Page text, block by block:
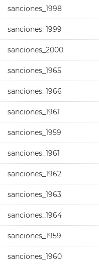
sanciones_1998
sanciones_1999
sanciones_2000
sanciones_1965
sanciones_1966
sanciones_1961
sanciones_1959
sanciones_1961
sanciones_1962
sanciones_1963
sanciones_1964
sanciones_1959
sanciones_1960